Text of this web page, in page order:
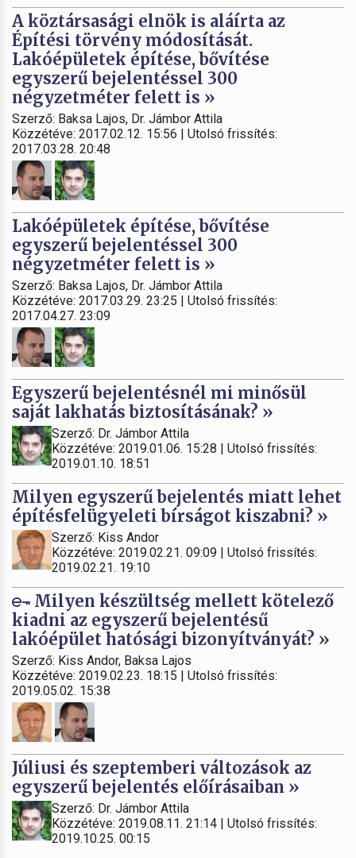
A köztársasági elnök is aláírta az
Építési törvény módosítását.
Lakóépületek építése, bővítése
egyszerű bejelentéssel 300
négyzetméter felett is »
Szerző: Baksa Lajos, Dr. Jámbor Attila
Közzétéve: 2017.02.12. 15:56 | Utolsó frissítés:
2017.03.28. 20:48
Lakóépületek építése, bővítése
egyszerű bejelentéssel 300
négyzetméter felett is »
Szerző: Baksa Lajos, Dr. Jámbor Attila
Közzétéve: 2017.03.29. 23:25 | Utolsó frissítés:
2017.04.27. 23:09
Egyszerű bejelentésnél mi minősül
saját lakhatás biztosításának? »
Szerző: Dr. Jámbor Attila
Közzétéve: 2019.01.06. 15:28 | Utolsó frissítés:
2019.01.10. 18:51
Milyen egyszerű bejelentés miatt lehet
építésfelügyeleti bírságot kiszabni? »
Szerző: Kiss Andor
Közzétéve: 2019.02.21. 09:09 | Utolsó frissítés:
2019.02.21. 19:10
Milyen készültség mellett kötelező
kiadni az egyszerű bejelentésű
lakóépület hatósági bizonyítványát? »
Szerző: Kiss Andor, Baksa Lajos
Közzétéve: 2019.02.23. 18:15 | Utolsó frissítés:
2019.05.02. 15:38
Júliusi és szeptemberi változások az
egyszerű bejelentés előírásaiban »
Szerző: Dr. Jámbor Attila
Közzétéve: 2019.08.11. 21:14 | Utolsó frissítés:
2019.10.25. 00:15